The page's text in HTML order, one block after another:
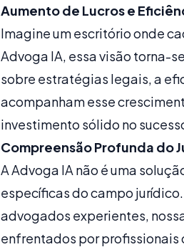
Aumento de Lucros e
Imagine um escritório onde
Advoga IA, essa visão torna-
sobre estratégias legais, a
acompanham esse
investimento sólido no
Compreensão Profunda do
A Advoga IA não é uma
específicas do campo
advogados experientes,
enfrentados por profissionais